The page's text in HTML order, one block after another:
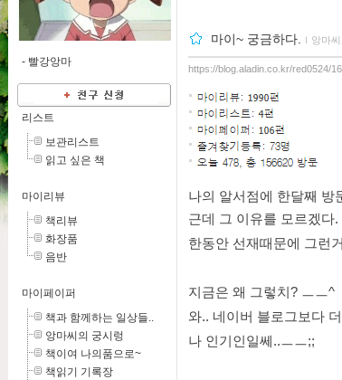
- 빨강앙마
리스트
보관리스트
읽고 싶은 책
마이리뷰
책리뷰
화장품
음반
마이페이퍼
책과 함께하는 일상들..
앙마씨의 궁시렁
책이여 나의품으로~
책읽기 기록장
마이~ 궁금하다. ｌ 앙마
https://blog.aladin.co.kr/red0524/
나의 알서점에 한달째 방
근데 그 이유를 모르겠다.
한동안 선재때문에 그런
지금은 왜 그렇치? ㅡㅡ^
와.. 네이버 블로그보다
나 인기인일쎄..ㅡㅡ;;